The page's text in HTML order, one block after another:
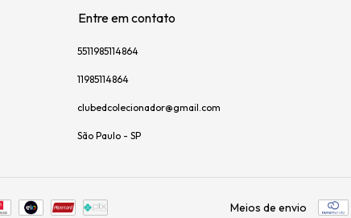
Entre em contato
5511985114864
11985114864
clubedcolecionador@gmail.com
São Paulo - SP
Meios de envio